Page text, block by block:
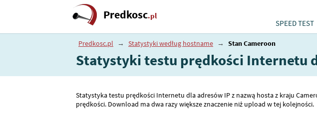
Predkosc.pl
SPEED TEST
Predkosc.pl → Statystyki według hostname → Stan Cameroon
Statystyki testu prędkości Internetu
Statystyka testu prędkości Internetu dla adresów IP z nazwą hosta z kraju
prędkości. Download ma dwa razy większe znaczenie niż upload w tej kolejności.